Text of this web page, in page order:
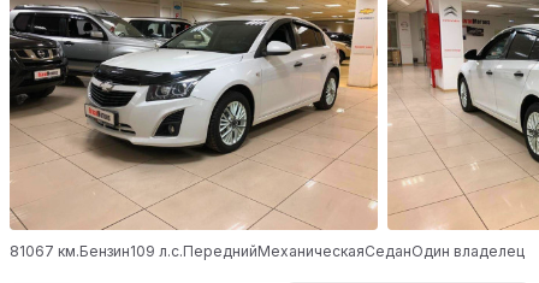
81067 км.Бензин109 л.с.ПереднийМеханическаяСеданОдин владелец